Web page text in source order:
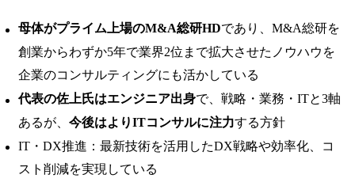
母体がプライム上場のM&A総研HDであり、M&A総研を
創業からわずか5年で業界2位まで拡大させたノウハウを
企業のコンサルティングにも活かしている
代表の佐上氏はエンジニア出身で、戦略・業務・ITと3軸
あるが、 今後はよりITコンサルに注力する方針
IT・DX推進：最新技術を活用したDX戦略や効率化、コ
スト削減を実現している